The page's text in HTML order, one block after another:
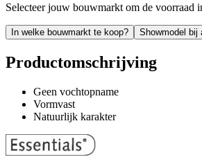
Selecteer jouw bouwmarkt om de voorraad
In welke bouwmarkt te koop? Showmodel bij
Productomschrijving
Geen vochtopname
Vormvast
Natuurlijk karakter